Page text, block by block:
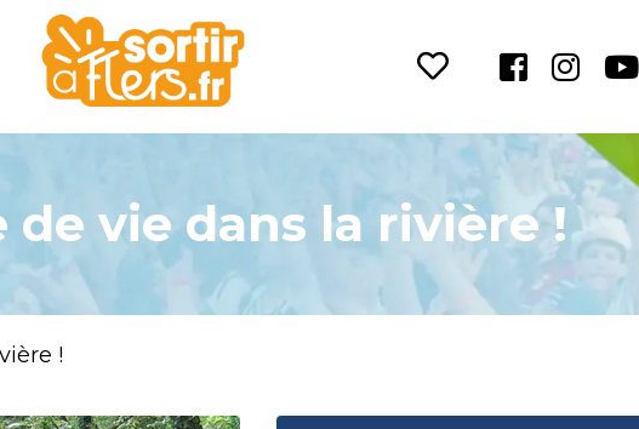
de vie dans la rivière !
!